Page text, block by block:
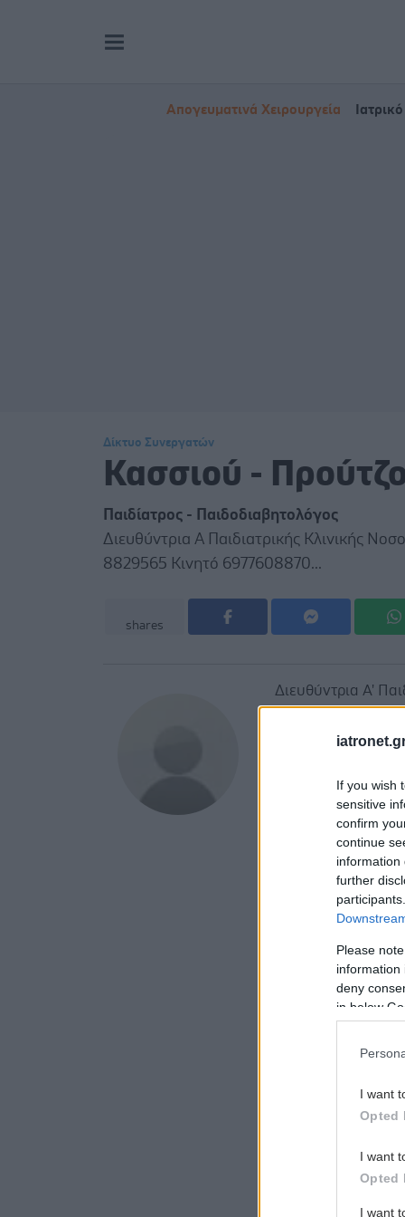
If you wish
sensitive
confirm
continue
information
further
Please
information
deny
in below
I want
Opted
I want
Opted
I want
Απογευματινά Χειρουργεία
Δίκτυο Συνεργατών
Κασσιού -
Παιδίατρος - Παιδοδιαβητολόγος
Διευθύντρια Α Παιδιατρικής Κλινικής
8829565 Κινητό 6977608870...
shares
Διευθύντρια Α'
Υακίνθου 3, Πλατ.